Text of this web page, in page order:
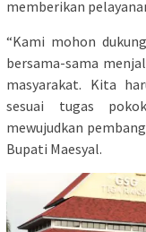
memberikan
“Kami mohon
bersama-sama
masyarakat. Kita
sesuai tugas
mewujudkan
Bupati Maesyal.